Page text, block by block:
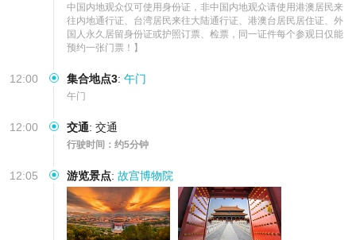
中国内地观众仅可使用身份证，非中国内地观众请使用港澳居民来
往内地通行证、台湾居民来往大陆通行证、港澳台居民居住证、外
国人永久居留身份证或护照订票、检票，同一证件每个参观日仅能
预约一张门票！】
12:00 集合地点3: 午门
午门
12:00 交通: 交通
行驶时间：约5分钟
12:05 游览景点: 故宫博物院